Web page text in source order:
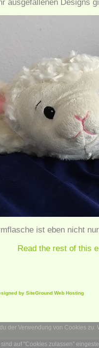
ausgefallenen Designs
ist eben nicht
Read the rest of this
by SiteGround Web Hosting
der Verwendung von Cookies zu.
auf "Cookies zulassen"